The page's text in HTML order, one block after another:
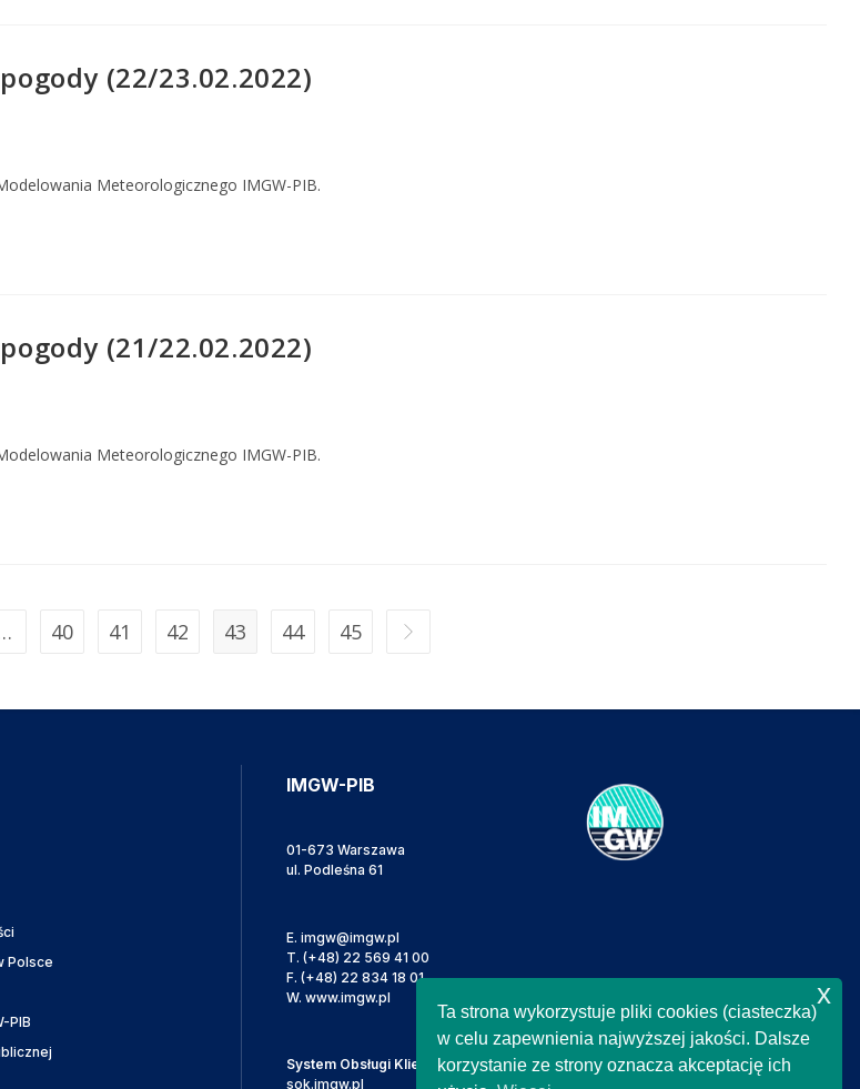
(22/23.02.2022)
Meteorologicznego IMGW-PIB.
(21/22.02.2022)
Meteorologicznego IMGW-PIB.
40 41 42 43 44 45
Polsce
PIB
IMGW-PIB
01-673 Warszawa
ul. Podleśna 61
E. imgw@imgw.pl
T. (+48) 22 569 41 00
F. (+48) 22 834 18 01
W. www.imgw.pl
System Obsługi Klienta
sok.imgw.pl
Ta strona wykorzystuje pliki cookies (ciasteczka)
w celu zapewnienia najwyższej jakości. Dalsze
korzystanie ze strony oznacza akceptację ich
x